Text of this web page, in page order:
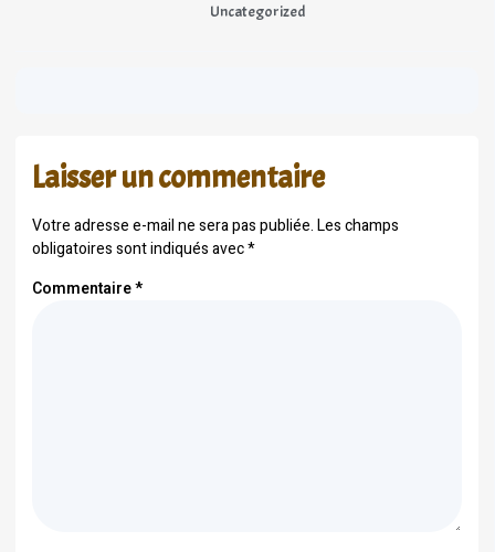
Uncategorized
Laisser un commentaire
Votre adresse e-mail ne sera pas publiée.Les champs
obligatoires sont indiqués avec*
Commentaire*